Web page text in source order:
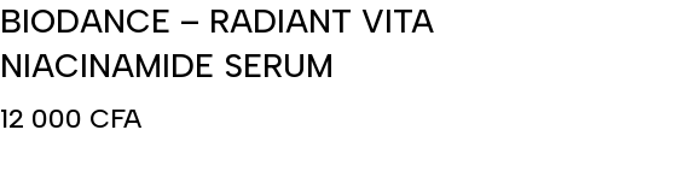
BIODANCE – RADIANT VITA
NIACINAMIDE SERUM
12 000 CFA